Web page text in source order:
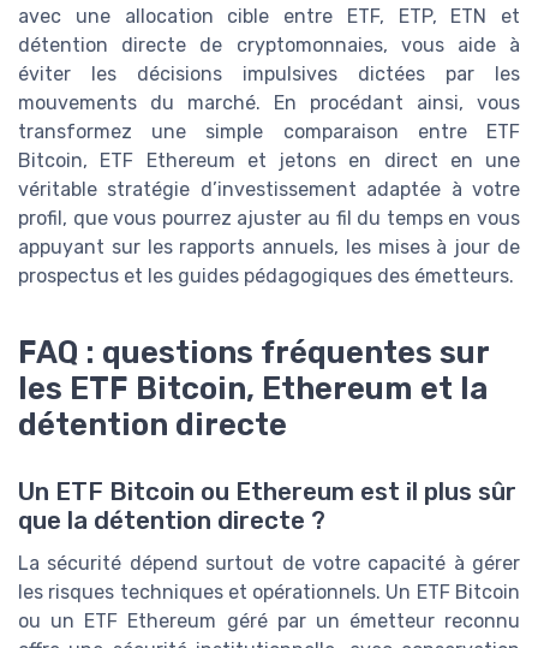
avec une allocation cible entre ETF, ETP, ETN et
détention directe de cryptomonnaies, vous aide à
éviter les décisions impulsives dictées par les
mouvements du marché. En procédant ainsi, vous
transformez une simple comparaison entre ETF
Bitcoin, ETF Ethereum et jetons en direct en une
véritable stratégie d’investissement adaptée à votre
profil, que vous pourrez ajuster au fil du temps en vous
appuyant sur les rapports annuels, les mises à jour de
prospectus et les guides pédagogiques des émetteurs.
FAQ : questions fréquentes sur
les ETF Bitcoin, Ethereum et la
détention directe
Un ETF Bitcoin ou Ethereum est il plus sûr
que la détention directe ?
La sécurité dépend surtout de votre capacité à gérer
les risques techniques et opérationnels. Un ETF Bitcoin
ou un ETF Ethereum géré par un émetteur reconnu